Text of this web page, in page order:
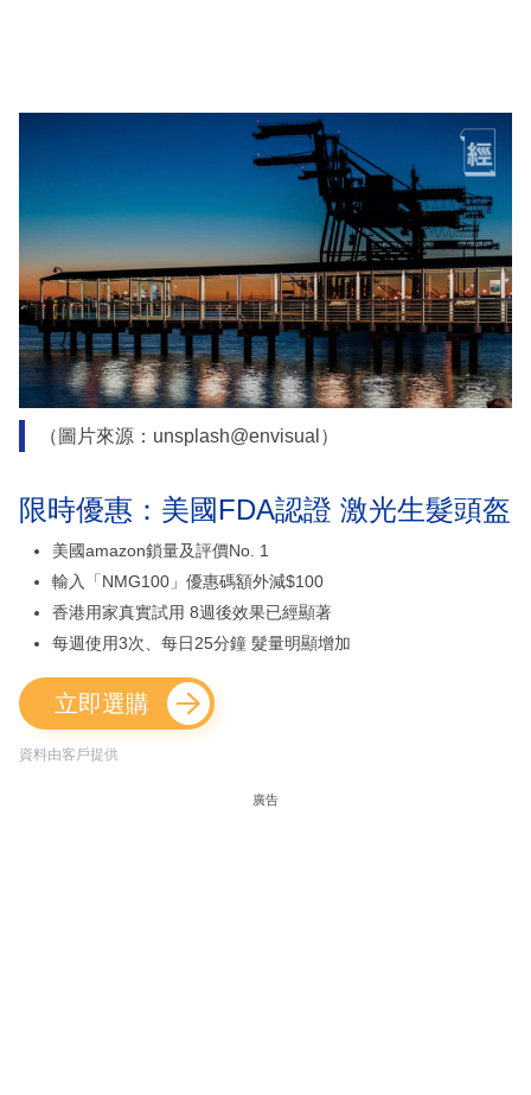
（圖片來源：unsplash@envisual）
限時優惠：美國FDA認證 激光生髮頭盔
美國amazon鎖量及評價No. 1
輸入「NMG100」優惠碼額外減$100
香港用家真實試用 8週後效果已經顯著
每週使用3次、每日25分鐘 髮量明顯增加
立即選購
資料由客戶提供
廣告